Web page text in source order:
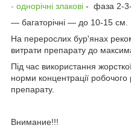
- однорічні злакові - фаза 2-3-
— багаторічні — до 10-15 см.
На перерослих бур'янах
витрати препарату до
Під час використання
норми концентрації робочого
препарату.
Внимание!!!